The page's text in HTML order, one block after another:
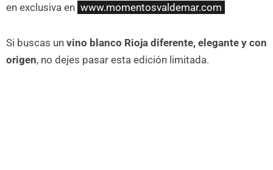
en exclusiva en www.momentosvaldemar.com
Si buscas un vino blanco Rioja diferente, elegante y con
origen, no dejes pasar esta edición limitada.